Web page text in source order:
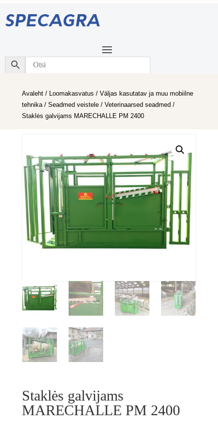
Avaleht/ Loomakasvatus / Väljas kasutatav ja muu mobiilne
tehnika/ Seadmed veistele/ Veterinaarsed seadmed /
Staklės galvijams MARECHALLE PM 2400
Staklės galvijams
MARECHALLE PM 2400